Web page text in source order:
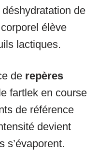
de
élève
lactiques.
de repères
fartlek en course
de référence
devient
s’évaporent.